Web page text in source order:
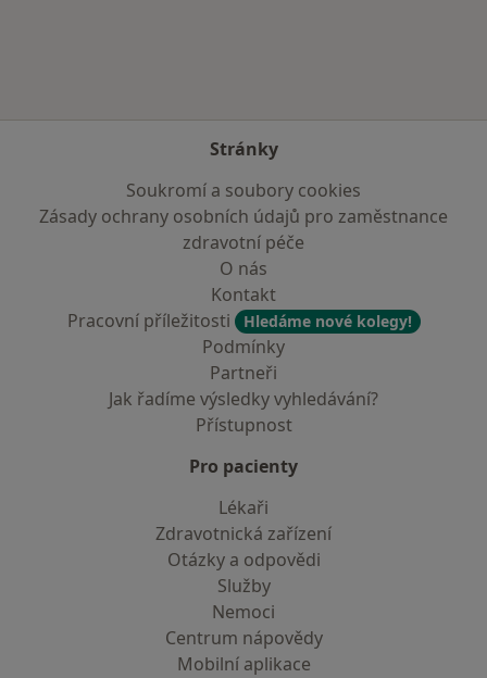
Stránky
Soukromí a soubory cookies
Zásady ochrany osobních údajů pro zaměstnance
zdravotní péče
O nás
Kontakt
Pracovní příležitosti
Hledáme nové kolegy!
Podmínky
Partneři
Jak řadíme výsledky vyhledávání?
Přístupnost
Pro pacienty
Lékaři
Zdravotnická zařízení
Otázky a odpovědi
Služby
Nemoci
Centrum nápovědy
Mobilní aplikace